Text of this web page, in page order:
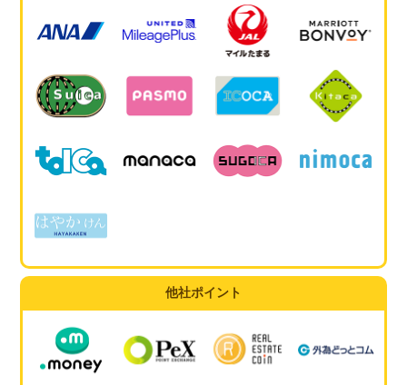
他社ポイント